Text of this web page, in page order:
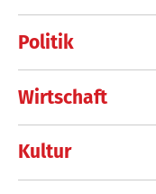
Politik
Wirtschaft
Kultur